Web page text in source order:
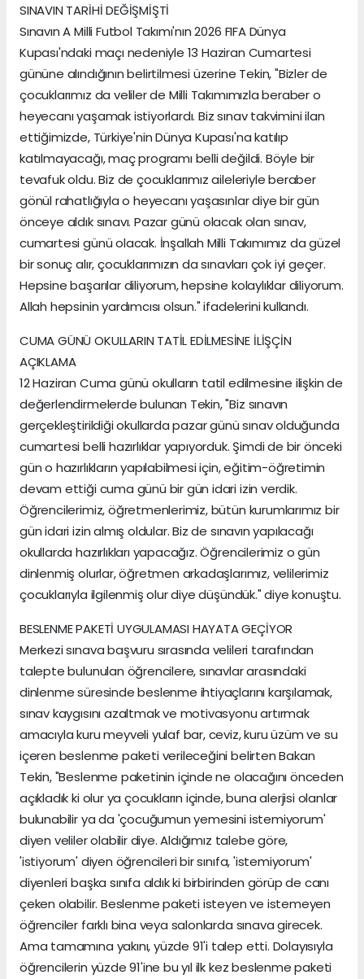
SINAVIN TARİHİ DEĞİŞMİŞTİ
Sınavın A Milli Futbol Takımı'nın 2026 FIFA Dünya
Kupası'ndaki maçı nedeniyle 13 Haziran Cumartesi
gününe alındığının belirtilmesi üzerine Tekin, "Bizler de
çocuklarımız da veliler de Milli Takımımızla beraber o
heyecanı yaşamak istiyorlardı. Biz sınav takvimini ilan
ettiğimizde, Türkiye'nin Dünya Kupası'na katılıp
katılmayacağı, maç programı belli değildi. Böyle bir
tevafuk oldu. Biz de çocuklarımız aileleriyle beraber
gönül rahatlığıyla o heyecanı yaşasınlar diye bir gün
önceye aldık sınavı. Pazar günü olacak olan sınav,
cumartesi günü olacak. İnşallah Milli Takımımız da güzel
bir sonuç alır, çocuklarımızın da sınavları çok iyi geçer.
Hepsine başarılar diliyorum, hepsine kolaylıklar diliyorum.
Allah hepsinin yardımcısı olsun." ifadelerini kullandı.
CUMA GÜNÜ OKULLARIN TATİL EDİLMESİNE İLİŞÇİN
AÇIKLAMA
12 Haziran Cuma günü okulların tatil edilmesine ilişkin de
değerlendirmelerde bulunan Tekin, "Biz sınavın
gerçekleştirildiği okullarda pazar günü sınav olduğunda
cumartesi belli hazırlıklar yapıyorduk. Şimdi de bir önceki
gün o hazırlıkların yapılabilmesi için, eğitim-öğretimin
devam ettiği cuma günü bir gün idari izin verdik.
Öğrencilerimiz, öğretmenlerimiz, bütün kurumlarımız bir
gün idari izin almış oldular. Biz de sınavın yapılacağı
okullarda hazırlıkları yapacağız. Öğrencilerimiz o gün
dinlenmiş olurlar, öğretmen arkadaşlarımız, velilerimiz
çocuklarıyla ilgilenmiş olur diye düşündük." diye konuştu.
BESLENME PAKETİ UYGULAMASI HAYATA GEÇİYOR
Merkezi sınava başvuru sırasında velileri tarafından
talepte bulunulan öğrencilere, sınavlar arasındaki
dinlenme süresinde beslenme ihtiyaçlarını karşılamak,
sınav kaygısını azaltmak ve motivasyonu artırmak
amacıyla kuru meyveli yulaf bar, ceviz, kuru üzüm ve su
içeren beslenme paketi verileceğini belirten Bakan
Tekin, "Beslenme paketinin içinde ne olacağını önceden
açıkladık ki olur ya çocukların içinde, buna alerjisi olanlar
bulunabilir ya da 'çocuğumun yemesini istemiyorum'
diyen veliler olabilir diye. Aldığımız talebe göre,
'istiyorum' diyen öğrencileri bir sınıfa, 'istemiyorum'
diyenleri başka sınıfa aldık ki birbirinden görüp de canı
çeken olabilir. Beslenme paketi isteyen ve istemeyen
öğrenciler farklı bina veya salonlarda sınava girecek.
Ama tamamına yakını, yüzde 91'i talep etti. Dolayısıyla
öğrencilerin yüzde 91'ine bu yıl ilk kez beslenme paketi